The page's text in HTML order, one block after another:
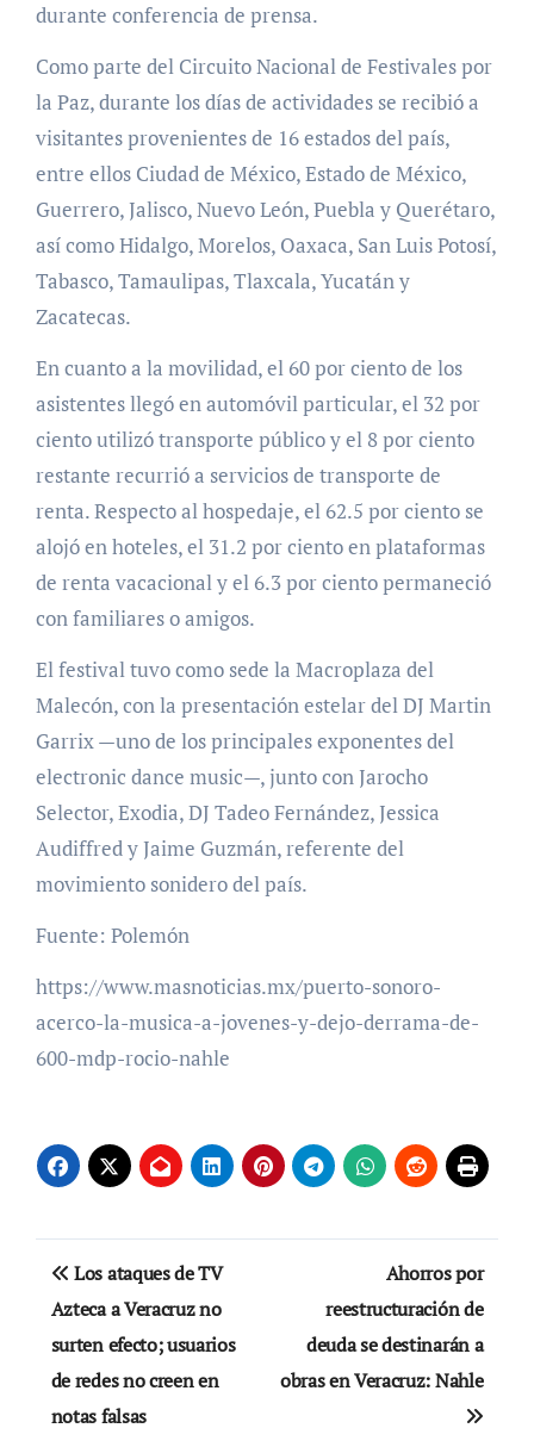
durante conferencia de prensa.
Como parte del Circuito Nacional de Festivales por
la Paz, durante los días de actividades se recibió a
visitantes provenientes de 16 estados del país,
entre ellos Ciudad de México, Estado de México,
Guerrero, Jalisco, Nuevo León, Puebla y Querétaro,
así como Hidalgo, Morelos, Oaxaca, San Luis Potosí,
Tabasco, Tamaulipas, Tlaxcala, Yucatán y
Zacatecas.
En cuanto a la movilidad, el 60 por ciento de los
asistentes llegó en automóvil particular, el 32 por
ciento utilizó transporte público y el 8 por ciento
restante recurrió a servicios de transporte de
renta. Respecto al hospedaje, el 62.5 por ciento se
alojó en hoteles, el 31.2 por ciento en plataformas
de renta vacacional y el 6.3 por ciento permaneció
con familiares o amigos.
El festival tuvo como sede la Macroplaza del
Malecón, con la presentación estelar del DJ Martin
Garrix —uno de los principales exponentes del
electronic dance music—, junto con Jarocho
Selector, Exodia, DJ Tadeo Fernández, Jessica
Audiffred y Jaime Guzmán, referente del
movimiento sonidero del país.
Fuente: Polemón
https://www.masnoticias.mx/puerto-sonoro-
acerco-la-musica-a-jovenes-y-dejo-derrama-de-
600-mdp-rocio-nahle
Navegación
de
entradas
Los ataques de TV
Azteca a Veracruz no
surten efecto; usuarios
de redes no creen en
notas falsas
Ahorros por
reestructuración de
deuda se destinarán a
obras en Veracruz: Nahle